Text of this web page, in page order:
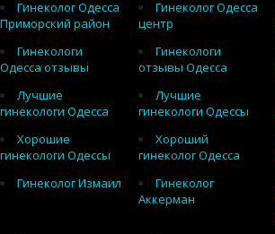
Гинеколог Одесса
Приморский район
Гинеколог Одесса
центр
Гинекологи
Одесса отзывы
Гинекологи
отзывы Одесса
Лучшие
гинекологи Одесса
Лучшие
гинекологи Одессы
Хорошие
гинекологи Одессы
Хороший
гинеколог Одесса
Гинеколог Измаил
Гинеколог
Аккерман